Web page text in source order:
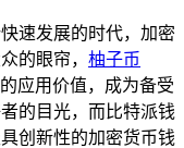
速发展的时代，加密
的眼帘， 柚子币
应用价值，成为备受
的目光，而比特派钱
创新性的加密货币钱